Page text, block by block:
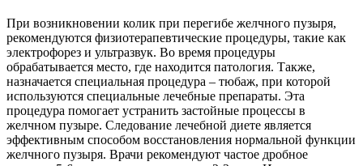
При возникновении колик при перегибе желчного пузыря,
рекомендуются физиотерапевтические процедуры, такие как
электрофорез и ультразвук. Во время процедуры
обрабатывается место, где находится патология. Также,
назначается специальная процедура – тюбаж, при которой
используются специальные лечебные препараты. Эта
процедура помогает устранить застойные процессы в
желчном пузыре. Следование лечебной диете является
эффективным способом восстановления нормальной функции
желчного пузыря. Врачи рекомендуют частое дробное